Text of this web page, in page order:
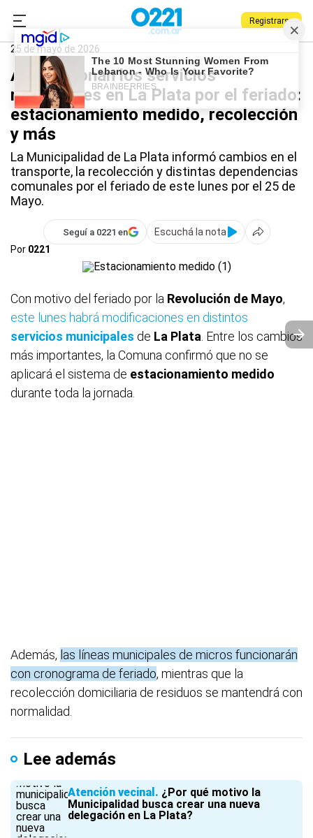
Registrarse
0221.com.ar
La Plata
25 de mayo de 2026
Así funcionan los servicios
municipales en La Plata por el feriado:
estacionamiento medido, recolección
y más
La Municipalidad de La Plata informó cambios en el
transporte, la recolección y distintas dependencias
comunales por el feriado de este lunes por el 25 de
Mayo.
Seguí a 0221 en
Escuchá la nota
Por 0221
Con motivo del feriado por la Revolución de Mayo,
este lunes habrá modificaciones en distintos
servicios municipales de La Plata . Entre los cambios
más importantes, la Comuna confirmó que no se
aplicará el sistema de estacionamiento medido
durante toda la jornada.
Además, las líneas municipales de micros funcionarán
con cronograma de feriado, mientras que la
recolección domiciliaria de residuos se mantendrá con
normalidad.
Lee además
Atención vecinal
¿Por qué motivo la
Municipalidad busca crear una nueva
delegación en La Plata?